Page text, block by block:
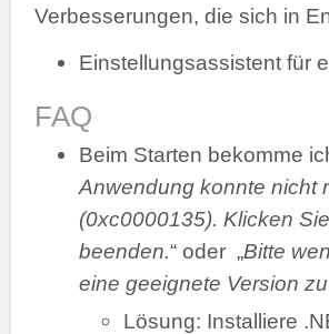
Verbesserungen, die sich in
Einstellungsassistent für
FAQ
Beim Starten bekomme
Anwendung konnte nicht
(0xc0000135). Klicken
beenden.“ oder „Bitte
eine geeignete Version
Lösung: Installiere